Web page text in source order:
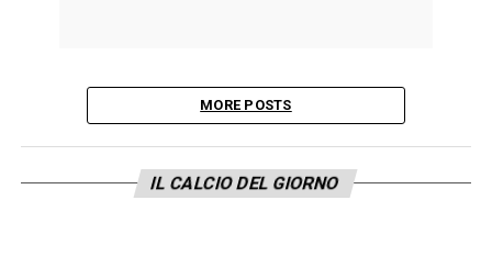
MORE POSTS
IL CALCIO DEL GIORNO